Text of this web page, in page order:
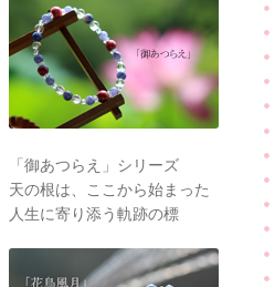
「御あつらえ」シリーズ
天の根は、ここから始まった
人生に寄り添う軌跡の標